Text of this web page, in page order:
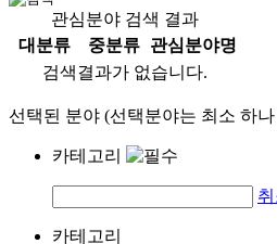
관심분야 검색 결과
대분류
중분류
관심분야명
검색결과가 없습니다.
선택된 분야 (선택분야는 최소 하
카테고리
카테고리